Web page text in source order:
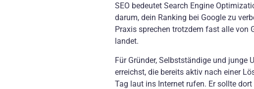
SEO bedeutet Search Engine
darum, dein Ranking bei Google zu
Praxis sprechen trotzdem fast alle von
landet.
Für Gründer, Selbstständige und junge
erreichst, die bereits aktiv nach einer
Tag laut ins Internet rufen. Er sollte